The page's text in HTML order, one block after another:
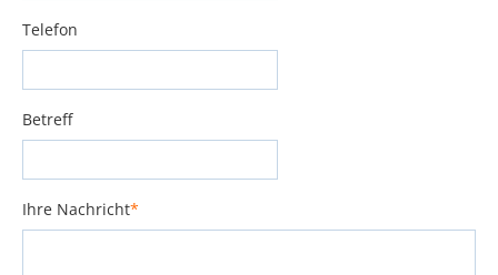
Telefon
Betreff
Ihre Nachricht*
Pflichtfeld